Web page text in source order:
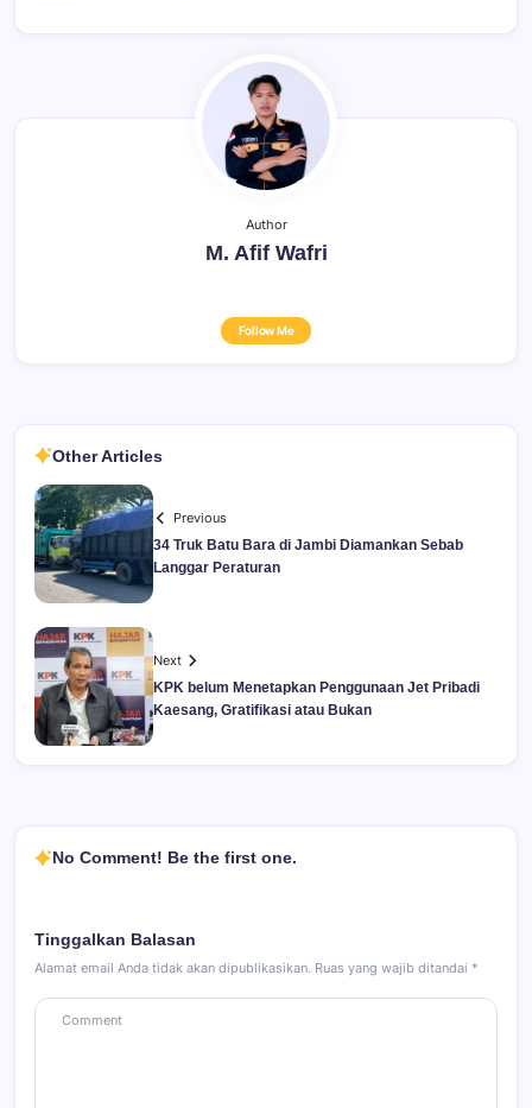
Author
M. Afif Wafri
Follow Me
Other Articles
Previous
34 Truk Batu Bara di Jambi Diamankan Sebab
Langgar Peraturan
Next
KPK belum Menetapkan Penggunaan Jet Pribadi
Kaesang, Gratifikasi atau Bukan
No Comment! Be the first one.
Tinggalkan Balasan
Alamat email Anda tidak akan dipublikasikan. Ruas yang wajib ditandai *